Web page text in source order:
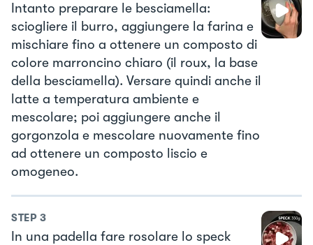
Intanto preparare le besciamella:
sciogliere il burro, aggiungere la farina e
mischiare fino a ottenere un composto di
colore marroncino chiaro (il roux, la base
della besciamella). Versare quindi anche il
latte a temperatura ambiente e
mescolare; poi aggiungere anche il
gorgonzola e mescolare nuovamente fino
ad ottenere un composto liscio e
omogeneo.
STEP 3
In una padella fare rosolare lo speck